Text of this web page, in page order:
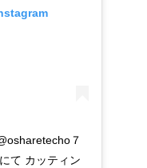
７
て カッティン